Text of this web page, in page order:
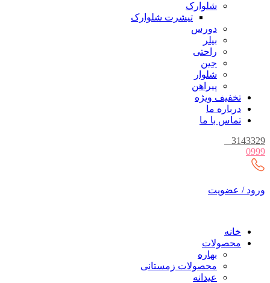
شلوارک
تیشرت شلوارک
دورس
بیلر
راحتی
جین
شلوار
پیراهن
تخفیف ویژه
درباره ما
تماس با ما
3143329
0999
ورود / عضویت
خانه
محصولات
بهاره
محصولات زمستانی
عیدانه